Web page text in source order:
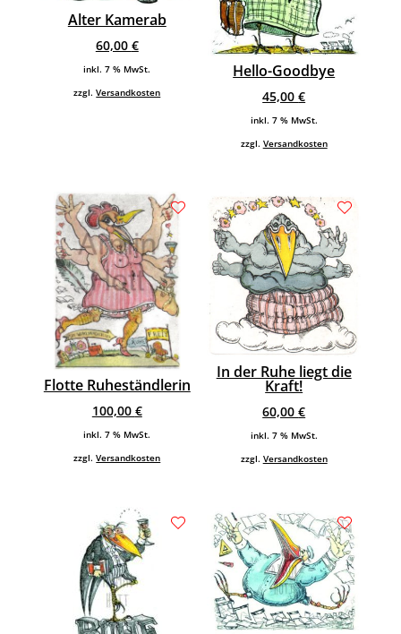
Alter Kamerab
60,00 €
inkl. 7 % MwSt.
zzgl.Versandkosten
Hello-Goodbye
45,00€
inkl. 7 % MwSt.
zzgl. Versandkosten
Flotte Ruheständlerin
100,00 €
inkl. 7 % MwSt.
zzgl.Versandkosten
In der Ruhe liegt die
Kraft!
60,00€
inkl. 7 % MwSt.
zzgl. Versandkosten